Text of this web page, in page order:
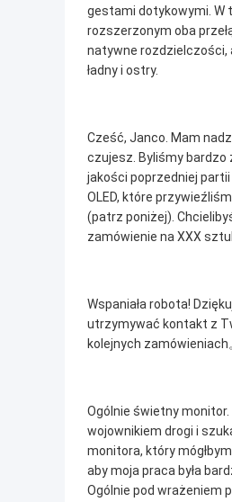
gestami dotykowymi. W
rozszerzonym oba
natywne rozdzielczości,
ładny i ostry.
Cześć, Janco. Mam
czujesz. Byliśmy bardzo
jakości poprzedniej
OLED, które
(patrz poniżej).
zamówienie na XXX
Wspaniała robota!
utrzymywać kontakt z
kolejnych zamówieniach
Ogólnie świetny
wojownikiem drogi i
monitora, który
aby moja praca była
Ogólnie pod wrażeniem